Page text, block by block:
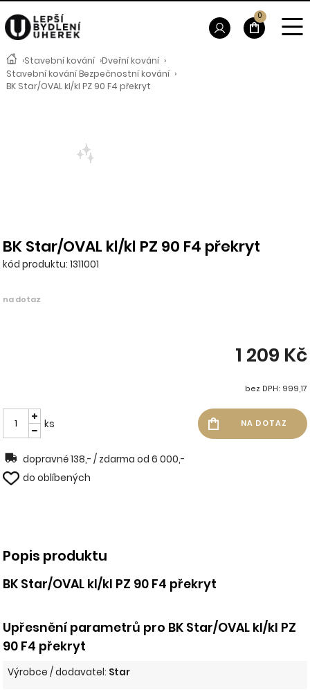
›Stavební kování ›Dveřní kování ›
Stavební kování Bezpečnostní kování ›
BK Star/OVAL kl/kl PZ 90 F4 překryt
BK Star/OVAL kl/kl PZ 90 F4 překryt
kód produktu: 1311001
na dotaz
1 209 Kč
bez DPH: 999,17
ks
dopravné 138,- / zdarma od 6 000,-
do oblíbených
Popis produktu
BK Star/OVAL kl/kl PZ 90 F4 překryt
Upřesnění parametrů pro BK Star/OVAL kl/kl PZ
90 F4 překryt
Výrobce / dodavatel: Star
0